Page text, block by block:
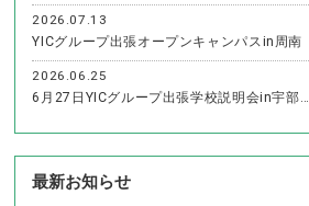
2026.07.13
YICグループ出張オープンキャンパスin周南
2026.06.25
6月27日YICグループ出張学校説明会in宇部…
最新お知らせ